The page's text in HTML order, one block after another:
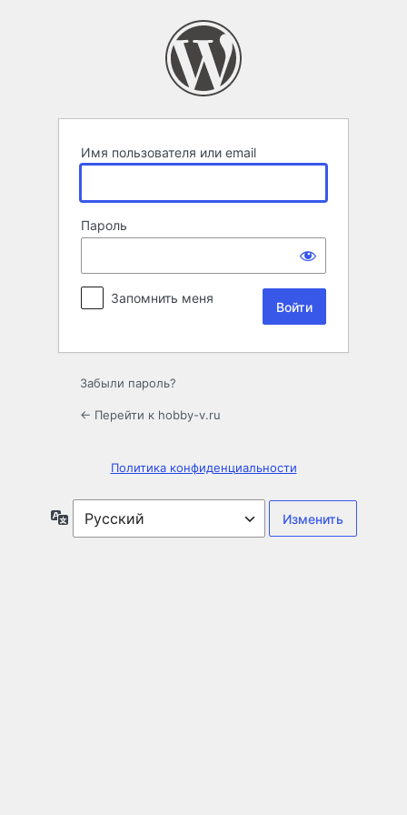
Имя пользователя или email
Пароль
Запомнить меня
Забыли пароль?
← Перейти к hobby-v.ru
Политика конфиденциальности
Язык